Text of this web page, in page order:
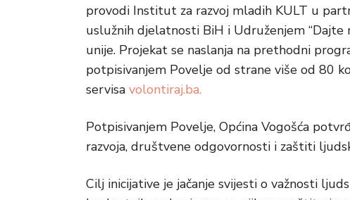
provodi Institut za razvoj mladih KULT u
uslužnih djelatnosti BiH i Udruženjem “Dajte
unije. Projekat se naslanja na prethodni
potpisivanjem Povelje od strane više od 80
servisa volontiraj.ba.
Potpisivanjem Povelje, Općina Vogošća
razvoja, društvene odgovornosti i zaštiti
Cilj inicijative je jačanje svijesti o važnosti